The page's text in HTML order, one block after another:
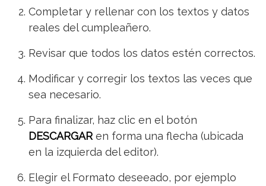
Completar y rellenar con los textos y datos
reales del cumpleañero.
Revisar que todos los datos estén correctos.
Modificar y corregir los textos las veces que
sea necesario.
Para finalizar, haz clic en el botón
DESCARGAR en forma una flecha (ubicada
en la izquierda del editor).
Elegir el Formato deseeado, por ejemplo